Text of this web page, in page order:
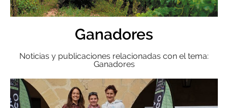
Ganadores
Noticias y publicaciones relacionadas con el tema:
Ganadores